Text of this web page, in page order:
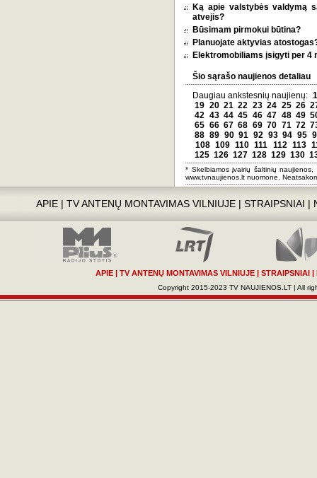
Ką apie valstybės valdymą
atvejis?
Būsimam pirmokui būtina?
Planuojate aktyvias
Elektromobiliams įsigyti per 4
Šio sąrašo naujienos detaliau
Daugiau ankstesnių naujienų: 1
19 20 21 22 23 24 25 26
42 43 44 45 46 47 48 49
65 66 67 68 69 70 71 72
88 89 90 91 92 93 94 95
108 109 110 111 112 113
125 126 127 128 129 130
* Skelbiamos įvairių šaltinių
www.tvnaujienos.lt nuomone.
APIE| TV ANTENŲ MONTAVIMAS VILNIUJE| STRAIPSNIAI |
APIE | TV ANTENŲ MONTAVIMAS VILNIUJE | STRAIPSNIAI |
Copyright 2015-2023 TV NAUJIENOS.LT | All